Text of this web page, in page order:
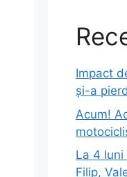
Impact
și-a
Acum!
La 4
Filip,